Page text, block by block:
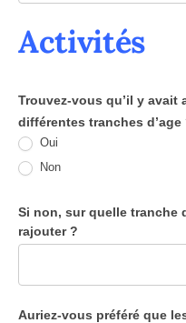
Activités
Trouvez-vous qu’il y avait
différentes tranches d’age
Oui
Non
Si non, sur quelle tranche
rajouter ?
Auriez-vous préféré que